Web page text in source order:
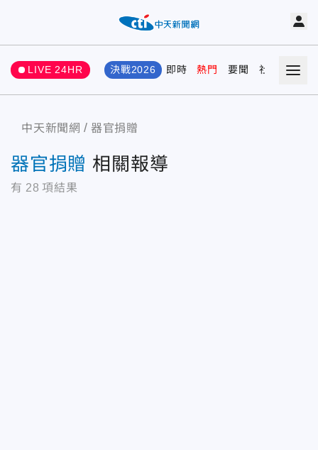
LIVE 24HR 決戰2026 即時 熱門 要聞 社會 娛樂
中天新聞網 器官捐贈
器官捐贈 相關報導
有 28 項結果